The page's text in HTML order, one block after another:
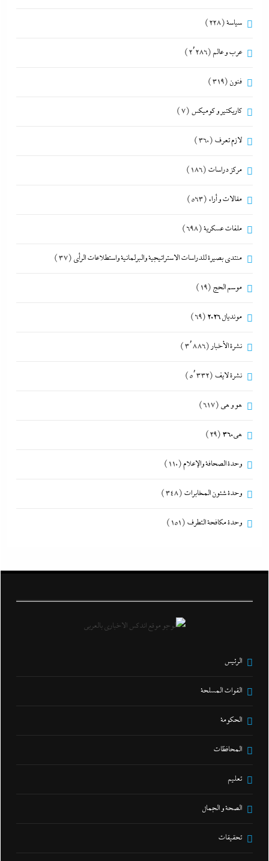
سياسة(228)
عرب و عالم (2٬286)
فنون (319)
كاريكتير و كوميكس (7)
لازم تعرف (360)
مركز دراسات (186)
مقالات و أراء (563)
ملفات عسكرية(698)
منتدى بصيرة للدراسات الاستراتيجية والبرلمانية واستطلاعات الرأى (37)
موسم الحج (19)
مونديال 2026 (69)
نشرة الأخبار (3٬886)
نشرة لايف (5٬332)
هو و هي (617)
هى360 (29)
وحدة الصحافة والإعلام(110)
وحدة شئون المخابرات (348)
وحدة مكافحة التطرف (151)
الرئيس
القوات المسلحة
الحكومة
المحافظات
تعليم
الصحة و الجمال
تحقيقات